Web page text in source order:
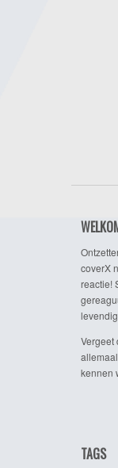
coverX
reactie!
Vergeet
kennen
TAGS